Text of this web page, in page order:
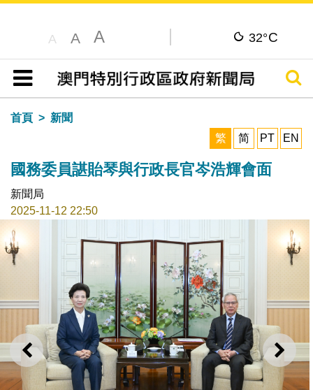
A A A 32°C
目錄
搜尋
首頁
新聞
繁
简 PT EN
國務委員諶貽琴與行政長官岑浩輝會面
新聞局
2025-11-12 22:50
上一則 下一